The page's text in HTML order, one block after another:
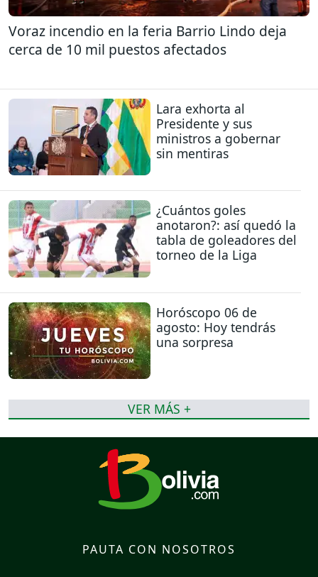
Voraz incendio en la feria Barrio Lindo deja
cerca de 10 mil puestos afectados
Lara exhorta al
Presidente y sus
ministros a gobernar
sin mentiras
¿Cuántos goles
anotaron?: así quedó la
tabla de goleadores del
torneo de la Liga
Horóscopo 06 de
agosto: Hoy tendrás
una sorpresa
VER MÁS +
PAUTA CON NOSOTROS